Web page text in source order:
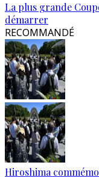
La plus grande
démarrer
RECOMMANDÉ
Hiroshima